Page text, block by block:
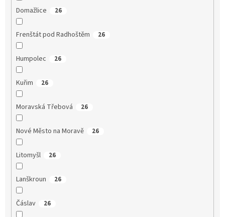
Domažlice 26
Frenštát pod Radhoštěm 26
Humpolec 26
Kuřim 26
Moravská Třebová 26
Nové Město na Moravě 26
Litomyšl 26
Lanškroun 26
Čáslav 26